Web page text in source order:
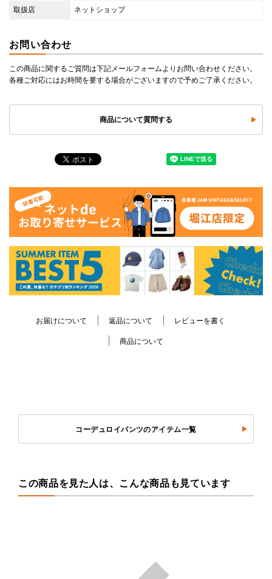
取扱店 ネットショップ
お問い合わせ
この商品に関するご質問は下記メールフォームよりお問い合わせください。
各種ご対応にはお時間を要する場合がございますので予めご了承ください。
商品について質問する
お届けについて 返品について レビューを書く
商品について
コーデュロイパンツのアイテム一覧
この商品を見た人は、こんな商品も見ています